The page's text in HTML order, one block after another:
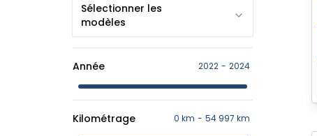
Sélectionner les
modèles
Année 2022 - 2024
Kilométrage 0 km - 54 997 km